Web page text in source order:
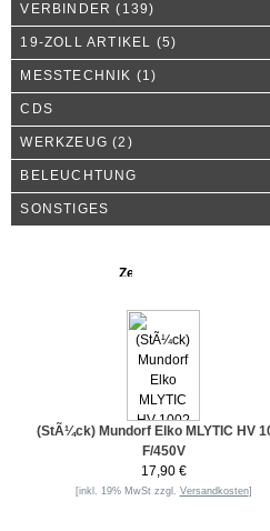
VERBINDER (139)
19-ZOLL ARTIKEL (5)
MESSTECHNIK (1)
CDS
WERKZEUG (2)
BELEUCHTUNG
SONSTIGES
(StÃ¼ck) Mundorf Elko MLYTIC HV
F/450V
17,90 €
[inkl. 19% MwSt zzgl. Versandkosten]